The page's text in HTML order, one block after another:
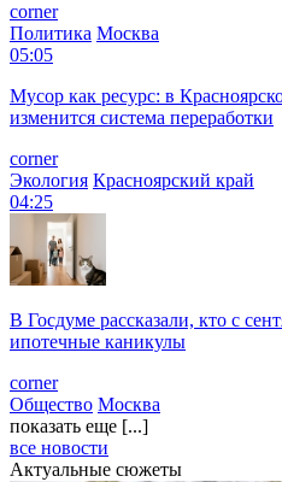
corner
Политика Москва
05:05
Мусор как ресурс: в
изменится система переработки
corner
Экология Красноярский край
04:25
В Госдуме рассказали, кто с
ипотечные каникулы
corner
Общество Москва
показать еще [...]
все новости
Актуальные сюжеты